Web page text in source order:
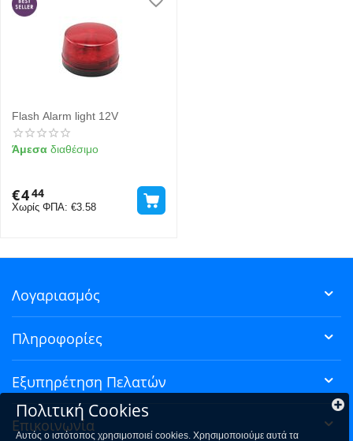
Flash Alarm light 12V
Άμεσα διαθέσιμο
€444
Χωρίς ΦΠΑ: €3.58
Λογαριασμός
Πληροφορίες
Εξυπηρέτηση Πελατών
Επικοινωνία
Πολιτική Cookies
Αυτός ο ιστότοπος χρησιμοποιεί cookies. Χρησιμοποιούμε αυτά τα